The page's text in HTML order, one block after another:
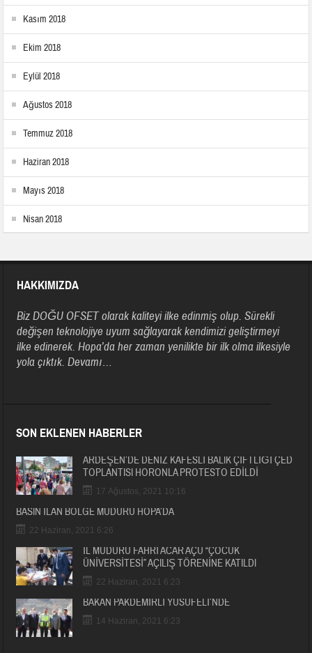
Kasım 2018
Ekim 2018
Eylül 2018
Ağustos 2018
Temmuz 2018
Haziran 2018
Mayıs 2018
Nisan 2018
HAKKIMIZDA
Biz DOĞU OFSET olarak kaliteyi ilke edinmiş olup. Sürekli
değişen teknolojiye uyum sağlayarak kendimizi geliştirmeyi
ilke edinerek. Hopa’da her zaman yenilikte bir ilk olma ilkesiyle
yola çıktık.Devamı…
SON EKLENEN HABERLER
ARDEŞEN’DE DENİZ KAFESLİ BALIK ÇİFTLİĞİ ÇED
TOPLANTISI HORONLA PROTESTO EDİLDİ
17 Ağustos, 2021 10:16
BASIN İLAN BÖLGE MÜDÜRÜ HOPA’DA
22 Haziran, 2021 6:26
İL MÜDÜRÜ FAHRİ ACAR AÇÜ “ÇOCUK
ÜNİVERSİTESİ” AÇILIŞ TÖRENİNE KATILDI
22 Haziran, 2021 6:23
BAKAN PAKDEMİRLİ YUSUFELİ’NDE
14 Haziran, 2021 6:23